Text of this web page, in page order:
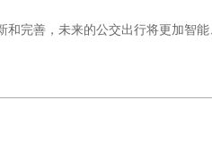
完善，未来的公交出行将更加智